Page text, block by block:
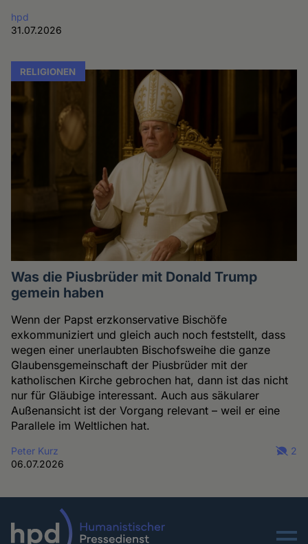
hpd
31.07.2026
RELIGIONEN
Was die Piusbrüder mit Donald Trump
gemein haben
Wenn der Papst erzkonservative Bischöfe
exkommuniziert und gleich auch noch feststellt, dass
wegen einer unerlaubten Bischofsweihe die ganze
Glaubensgemeinschaft der Piusbrüder mit der
katholischen Kirche gebrochen hat, dann ist das nicht
nur für Gläubige interessant. Auch aus säkularer
Außenansicht ist der Vorgang relevant – weil er eine
Parallele im Weltlichen hat.
Peter Kurz
06.07.2026
2